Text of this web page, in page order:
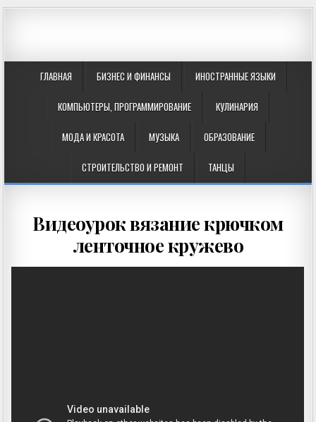
ГЛАВНАЯ БИЗНЕС И ФИНАНСЫ ИНОСТРАННЫЕ ЯЗЫКИ
КОМПЬЮТЕРЫ, ПРОГРАММИРОВАНИЕ КУЛИНАРИЯ
МОДА И КРАСОТА МУЗЫКА ОБРАЗОВАНИЕ
СТРОИТЕЛЬСТВО И РЕМОНТ ТАНЦЫ
Видеоурок вязание крючком
ленточное кружево